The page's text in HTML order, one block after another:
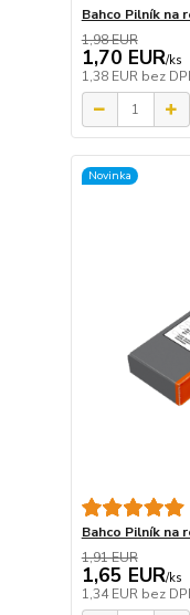
Bahco Pilník na
1,98 EUR
1,70 EUR/ks
1,38 EUR bez
Novinka
Bahco Pilník na
1,91 EUR
1,65 EUR/ks
1,34 EUR bez